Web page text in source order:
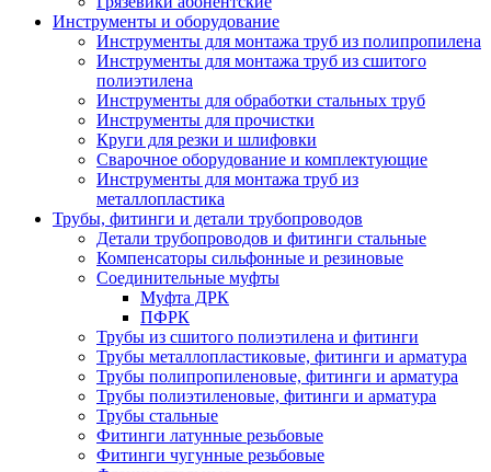
Инструменты и оборудование
Инструменты для монтажа труб из полипропилена
Инструменты для монтажа труб из сшитого
полиэтилена
Инструменты для обработки стальных труб
Инструменты для прочистки
Круги для резки и шлифовки
Сварочное оборудование и комплектующие
Инструменты для монтажа труб из
металлопластика
Трубы, фитинги и детали трубопроводов
Детали трубопроводов и фитинги стальные
Компенсаторы сильфонные и резиновые
Соединительные муфты
Муфта ДРК
ПФРК
Трубы из сшитого полиэтилена и фитинги
Трубы металлопластиковые, фитинги и арматура
Трубы полипропиленовые, фитинги и арматура
Трубы полиэтиленовые, фитинги и арматура
Трубы стальные
Фитинги латунные резьбовые
Фитинги чугунные резьбовые